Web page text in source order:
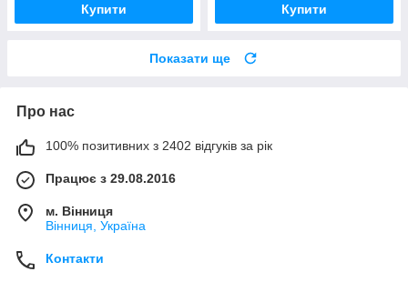
Купити Купити
Показати ще
Про нас
100% позитивних з 2402 відгуків за рік
Працює з 29.08.2016
м. Вінниця
Вінниця, Україна
Контакти